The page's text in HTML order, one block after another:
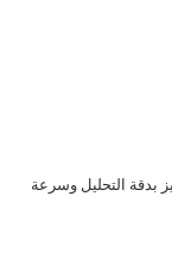
بدقة التحليل وسرعة